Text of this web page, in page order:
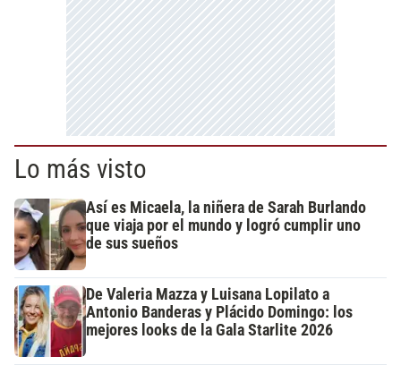
Lo más visto
Así es Micaela, la niñera de Sarah Burlando
que viaja por el mundo y logró cumplir uno
de sus sueños
De Valeria Mazza y Luisana Lopilato a
Antonio Banderas y Plácido Domingo: los
mejores looks de la Gala Starlite 2026